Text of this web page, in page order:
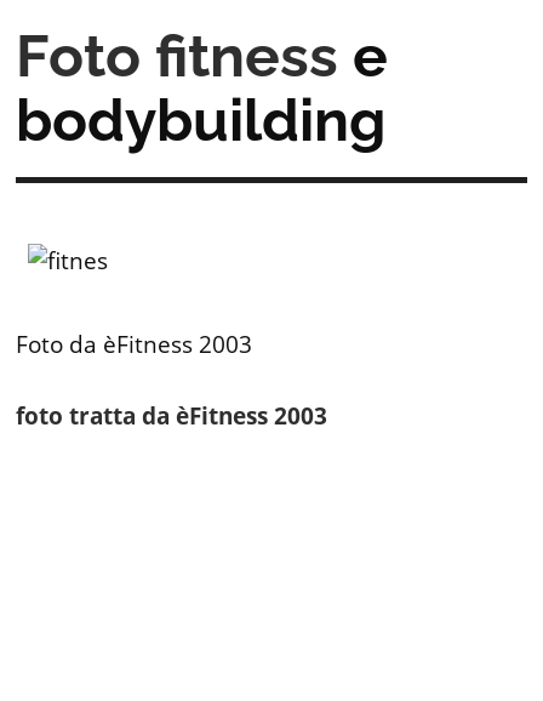
Foto fitness e
bodybuilding
Foto da èFitness 2003
foto tratta da èFitness 2003